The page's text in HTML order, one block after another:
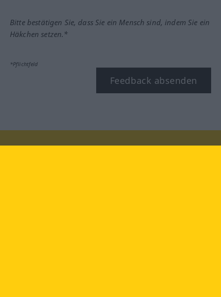
Bitte bestätigen Sie, dass Sie ein Mensch sind, indem Sie ein
Häkchen setzen.*
*Pflichtfeld
Feedback absenden